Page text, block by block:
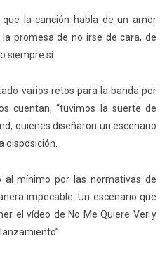
que la canción habla de un amor
promesa de no irse de cara, de
siempre sí.
varios retos para la banda por
cuentan, “tuvimos la suerte de
quienes diseñaron un escenario
disposición.
al mínimo por las normativas de
impecable. Un escenario que
el vídeo de No Me Quiere Ver y